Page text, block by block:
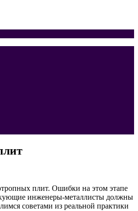
плит. Ошибки на этом этапе
инженеры-металлисты должны
советами из реальной практики